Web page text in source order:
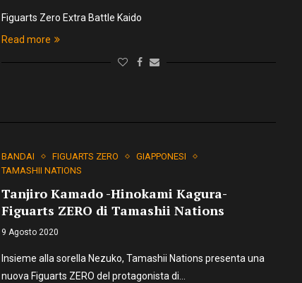
Figuarts Zero Extra Battle Kaido
Read more
BANDAI FIGUARTS ZERO
GIAPPONESI
TAMASHII NATIONS
Tanjiro Kamado -Hinokami Kagura-
Figuarts ZERO di Tamashii Nations
9 Agosto 2020
Insieme alla sorella Nezuko, Tamashii Nations presenta una
nuova Figuarts ZERO del protagonista di…